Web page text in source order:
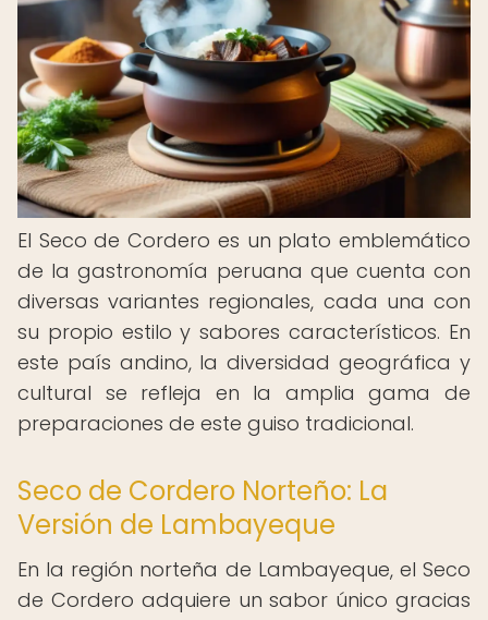
El Seco de Cordero es un plato emblemático
de la gastronomía peruana que cuenta con
diversas variantes regionales, cada una con
su propio estilo y sabores característicos. En
este país andino, la diversidad geográfica y
cultural se refleja en la amplia gama de
preparaciones de este guiso tradicional.
Seco de Cordero Norteño: La
Versión de Lambayeque
En la región norteña de Lambayeque, el Seco
de Cordero adquiere un sabor único gracias